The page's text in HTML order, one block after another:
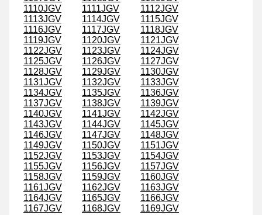
1110JGV
1111JGV
1112JGV
1113JGV
1114JGV
1115JGV
1116JGV
1117JGV
1118JGV
1119JGV
1120JGV
1121JGV
1122JGV
1123JGV
1124JGV
1125JGV
1126JGV
1127JGV
1128JGV
1129JGV
1130JGV
1131JGV
1132JGV
1133JGV
1134JGV
1135JGV
1136JGV
1137JGV
1138JGV
1139JGV
1140JGV
1141JGV
1142JGV
1143JGV
1144JGV
1145JGV
1146JGV
1147JGV
1148JGV
1149JGV
1150JGV
1151JGV
1152JGV
1153JGV
1154JGV
1155JGV
1156JGV
1157JGV
1158JGV
1159JGV
1160JGV
1161JGV
1162JGV
1163JGV
1164JGV
1165JGV
1166JGV
1167JGV
1168JGV
1169JGV